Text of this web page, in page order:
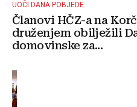
UOČI DANA POBJEDE
Članovi HČZ-a na
druženjem obilježili
domovinske za...